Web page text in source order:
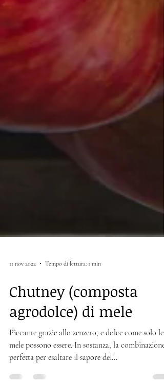
11 nov 2022 Tempo di lettura: 1 min
Chutney (composta
agrodolce) di mele
Piccante grazie allo zenzero, e dolce come solo le
mele possono essere. In sostanza, la combinazione